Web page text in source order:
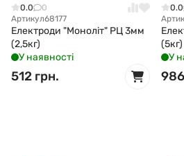
0.0
0
Артикул68177
Електроди "Моноліт" РЦ 3мм
(2,5кг)
У наявності
512 грн.
0.0
(5кг)
У